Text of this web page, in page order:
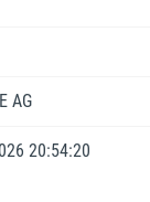
AG
20:54:20